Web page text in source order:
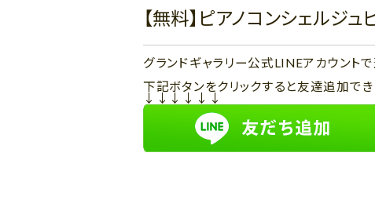
【無料】ピアノコンシェルジ
グランドギャラリー公式LINEアカウント
下記ボタンをクリックすると友達追加でき
↓↓↓↓↓↓